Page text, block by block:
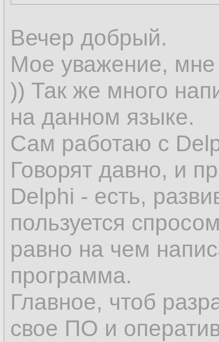
Вечер добрый.
Мое уважение,
)) Так же много
на данном языке.
Сам работаю с
Говорят давно, и
Delphi - есть,
пользуется
равно на чем
программа.
Главное, чтоб
свое ПО и